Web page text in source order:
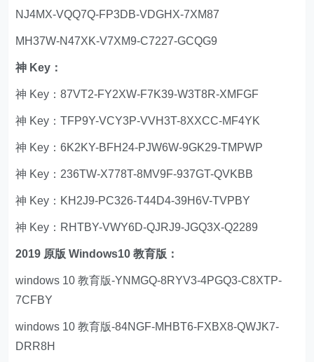
NJ4MX-VQQ7Q-FP3DB-VDGHX-7XM87
MH37W-N47XK-V7XM9-C7227-GCQG9
神 Key：
神 Key：87VT2-FY2XW-F7K39-W3T8R-XMFGF
神 Key：TFP9Y-VCY3P-VVH3T-8XXCC-MF4YK
神 Key：6K2KY-BFH24-PJW6W-9GK29-TMPWP
神 Key：236TW-X778T-8MV9F-937GT-QVKBB
神 Key：KH2J9-PC326-T44D4-39H6V-TVPBY
神 Key：RHTBY-VWY6D-QJRJ9-JGQ3X-Q2289
2019 原版 Windows10 教育版：
windows 10 教育版-YNMGQ-8RYV3-4PGQ3-C8XTP-
7CFBY
windows 10 教育版-84NGF-MHBT6-FXBX8-QWJK7-
DRR8H